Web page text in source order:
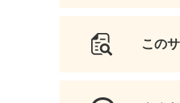
この